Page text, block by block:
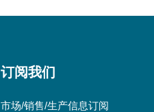
订阅我们
市场/销售/生产信息订阅